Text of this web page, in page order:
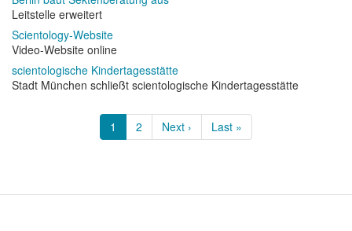
Leitstelle erweitert
Scientology-Website
Video-Website online
scientologische Kindertagesstätte
Stadt München schließt scientologische Kindertagesstätte
Seitennummerierung
Aktuelle
Seite
1 Page
2
Nächste
Seite
Next ›
Letzte
Seite
Last »